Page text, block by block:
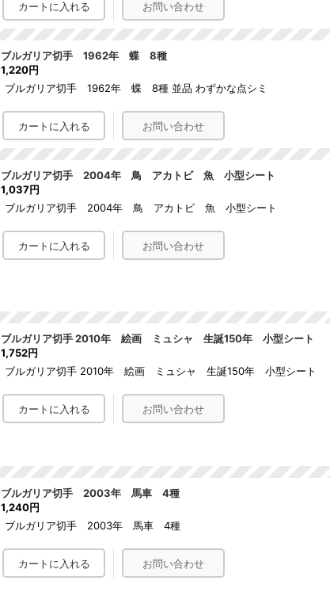
ブルガリア切手 1962年 蝶 8種
1,220円
ブルガリア切手 1962年 蝶 8種 並品 わずかな点シミ
ブルガリア切手 2004年 鳥 アカトビ 魚 小型シート
1,037円
ブルガリア切手 2004年 鳥 アカトビ 魚 小型シート
ブルガリア切手 2010年 絵画 ミュシャ 生誕150年 小型シート
1,752円
ブルガリア切手 2010年 絵画 ミュシャ 生誕150年 小型シート
ブルガリア切手 2003年 馬車 4種
1,240円
ブルガリア切手 2003年 馬車 4種